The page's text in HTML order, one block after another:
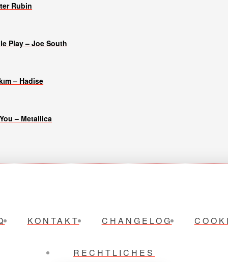
Rubin
Play – Joe South
– Hadise
– Metallica
KONTAKT CHANGELOG
RECHTLICHES